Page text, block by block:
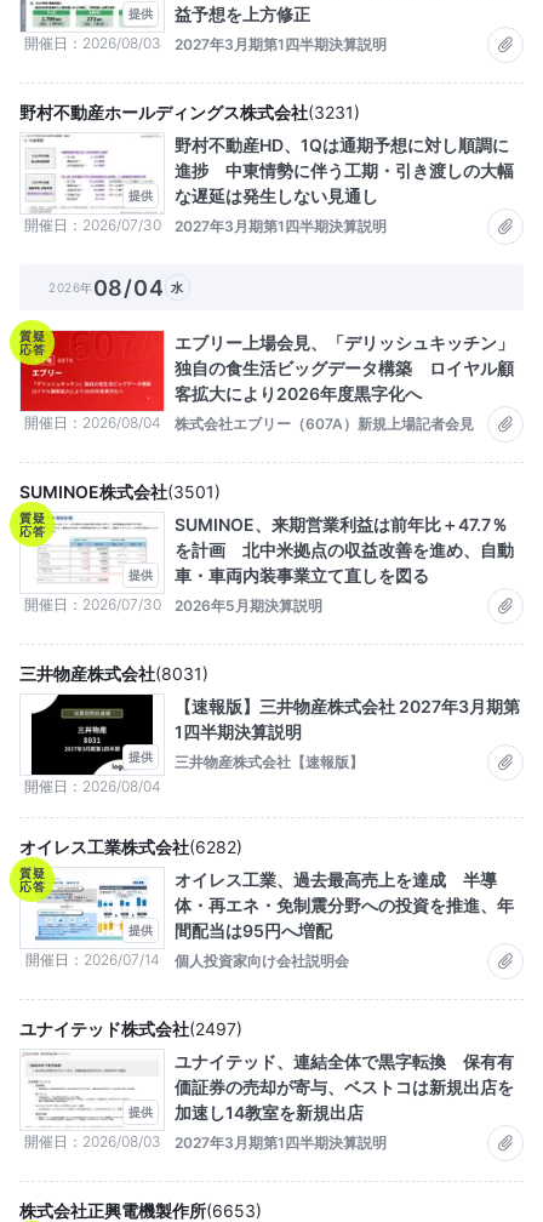
提供
開催日 2026/08/03
益予想を上方修正
2027年3月期第1四半期決算説明
提供
開催日 2026/07/30
野村不動産ホールディングス株式会社(3231)
野村不動産HD、1Qは通期予想に対し順調に
進捗 中東情勢に伴う工期・引き渡しの大幅
な遅延は発生しない見通し
2027年3月期第1四半期決算説明
2026年08/04 水
質疑
応答
開催日 2026/08/04
エブリー上場会見、「デリッシュキッチン」
独自の食生活ビッグデータ構築 ロイヤル顧
客拡大により2026年度黒字化へ
株式会社エブリー（607A）新規上場記者会見
質疑
応答
提供
開催日 2026/07/30
SUMINOE株式会社(3501)
SUMINOE、来期営業利益は前年比＋47.7％
を計画 北中米拠点の収益改善を進め、自動
車・車両内装事業立て直しを図る
2026年5月期決算説明
提供
開催日 2026/08/04
三井物産株式会社(8031)
【速報版】三井物産株式会社 2027年3月期第
1四半期決算説明
三井物産株式会社【速報版】
質疑
応答
提供
開催日 2026/07/14
オイレス工業株式会社(6282)
オイレス工業、過去最高売上を達成 半導
体・再エネ・免制震分野への投資を推進、年
間配当は95円へ増配
個人投資家向け会社説明会
提供
開催日 2026/08/03
ユナイテッド株式会社(2497)
ユナイテッド、連結全体で黒字転換 保有有
価証券の売却が寄与、ベストコは新規出店を
加速し14教室を新規出店
2027年3月期第1四半期決算説明
株式会社正興電機製作所(6653)